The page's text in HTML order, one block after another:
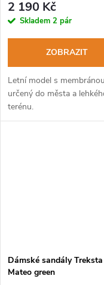
acquamarina
2 190 Kč
Skladem 2 pár
ZOBRAZIT
Letní model s
určený do města a
terénu.
Dámské sandály Treksta
Mateo green